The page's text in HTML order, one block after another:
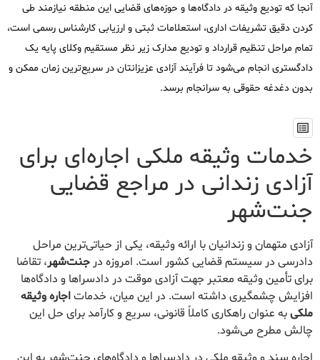
آنجا که تودیع وثیقه در دادگاه‌ها و حوزه‌های قضایی این منطقه نیازمند طی
کردن دقیق تشریفات اداری، استعلامات ثبتی و ارزیابی کارشناس رسمی است،
تمام مراحل تنظیم قرارداد و تودیع مدارک زیر نظر مستقیم وکلای پایه یک
دادگستری انجام می‌شود تا فرآیند آزادی عزیزانتان در سریع‌ترین زمان ممکن و
بدون دغدغه حقوقی به سرانجام برسد.
خدمات وثیقه ملکی اجاره‌ای برای
آزادی زندانی در مراجع قضایی
جنت‌شهر
آزادی متهمان و زندانیان با ارائه وثیقه، یکی از حیاتی‌ترین مراحل
دادرسی در سیستم قضایی کشور است. امروزه در جنت‌شهر، تقاضا
برای تأمین وثیقه معتبر جهت آزادی موقت در دادسراها و دادگاه‌ها
افزایش چشمگیری داشته است. در این میان، خدماتاجاره وثیقه
ملکیبه عنوان راهکاری کاملاً قانونی، سریع و کارآمد برای حل این
چالش مطرح می‌شود.